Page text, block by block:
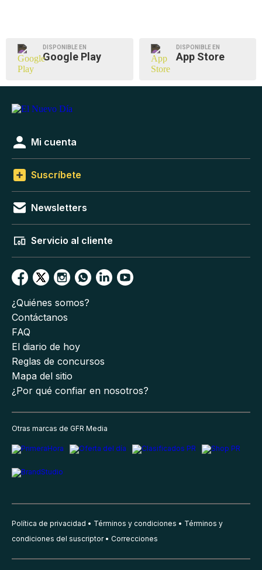
DISPONIBLE EN
Google Play
DISPONIBLE EN
App Store
Mi cuenta
Suscríbete
Newsletters
Servicio al cliente
¿Quiénes somos?
Contáctanos
FAQ
El diario de hoy
Reglas de concursos
Mapa del sitio
¿Por qué confiar en nosotros?
Otras marcas de GFR Media
Política de privacidad Términos y condiciones
Términos y
condiciones del suscriptor
Correcciones